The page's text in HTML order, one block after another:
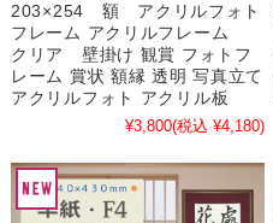
203×254 額 アクリルフォト
フレーム アクリルフレーム
クリア 壁掛け 観賞 フォトフ
レーム 賞状 額縁 透明 写真立て
アクリルフォト アクリル板
¥3,800(税込 ¥4,180)